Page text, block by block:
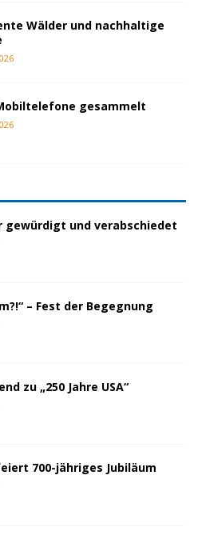
Wälder und nachhaltige
gesammelt
gewürdigt und verabschiedet
– Fest der Begegnung
zu „250 Jahre USA“
700-jähriges Jubiläum